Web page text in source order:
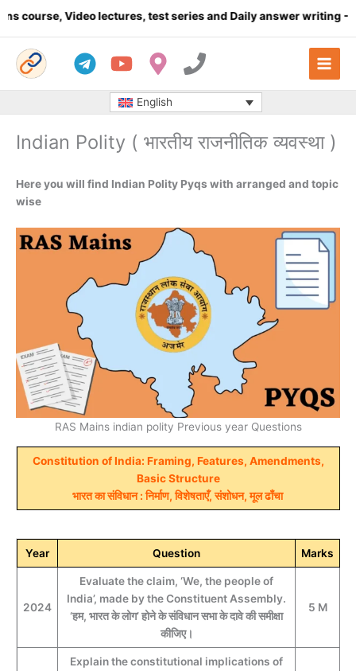
lectures, test series and Daily answer writing- Click here
English
Indian Polity ( भारतीय राजनीतिक व्यवस्था )
Here you will find Indian Polity Pyqs with arranged and topic
wise
RAS Mains indian polity Previous year Questions
Constitution of India: Framing, Features, Amendments,
Basic Structure
भारत का संविधान : निर्माण, विशेषताएँ, संशोधन, मूल ढाँचा
Year Question Marks
2024
Evaluate the claim, ‘We, the people of
India’, made by the Constituent Assembly.
‘हम, भारत के लोग’ होने के संविधान सभा के दावे की समीक्षा
कीजिए।
5 M
Explain the constitutional implications of